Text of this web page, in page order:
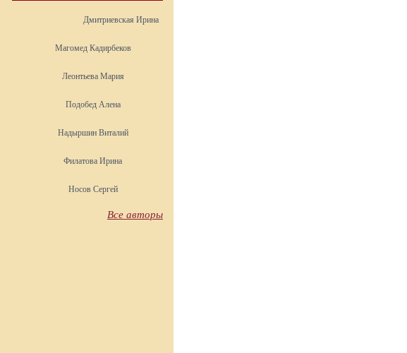
Дмитриевская Ирина
Магомед Кадирбеков
Леонтьева Мария
Подобед Алена
Надыршин Виталий
Филатова Ирина
Носов Сергей
Все авторы